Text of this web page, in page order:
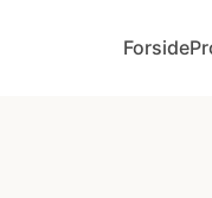
Forside